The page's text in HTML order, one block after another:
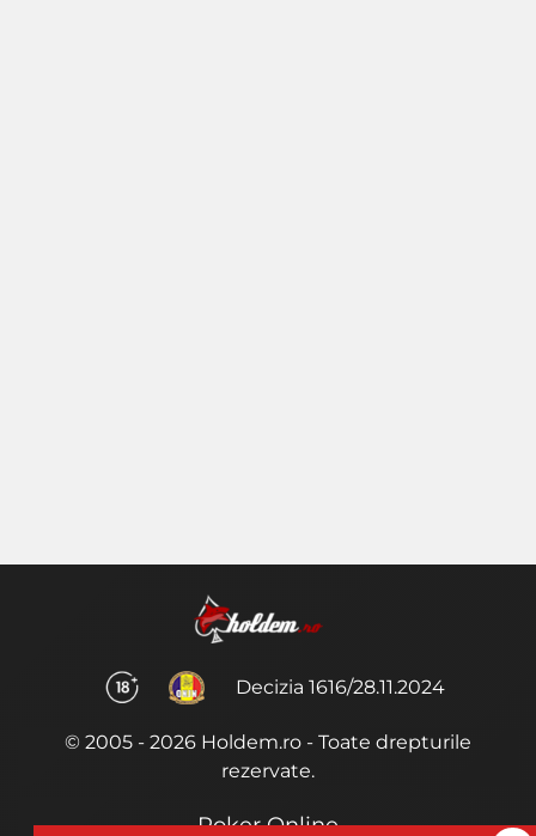
Decizia 1616/28.11.2024
© 2005 - 2026 Holdem.ro - Toate drepturile
rezervate.
Poker Online